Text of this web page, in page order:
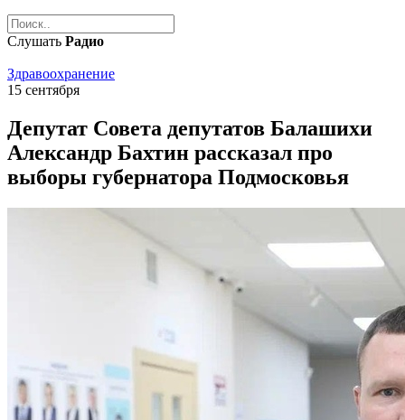
Слушать Радио
Здравоохранение
15 сентября
Депутат Совета депутатов Балашихи
Александр Бахтин рассказал про
выборы губернатора Подмосковья